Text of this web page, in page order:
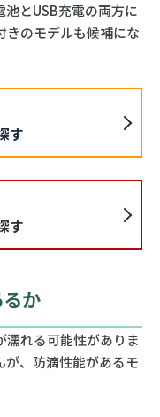
とUSB充電の両方に
きのモデルも候補にな
す
す
か
濡れる可能性がありま
が、防滴性能があるモ